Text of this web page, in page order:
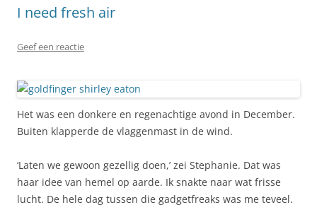
I need fresh air
Geef een reactie
Het was een donkere en regenachtige avond in December.
Buiten klapperde de vlaggenmast in de wind.
‘Laten we gewoon gezellig doen,’ zei Stephanie. Dat was
haar idee van hemel op aarde. Ik snakte naar wat frisse
lucht. De hele dag tussen die gadgetfreaks was me teveel.